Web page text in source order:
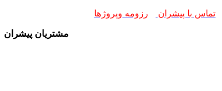
تماس با پیشران رزومه وپروژها
مشتریان پیشران